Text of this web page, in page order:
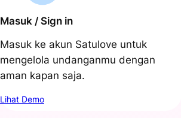
Masuk / Sign in
Masuk ke akun Satulove untuk
mengelola undanganmu dengan
aman kapan saja.
Lihat Demo